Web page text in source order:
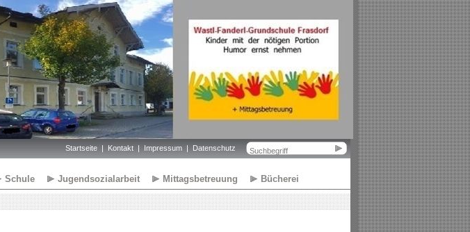
Startseite Kontakt Impressum Datenschutz
Schule Jugendsozialarbeit Mittagsbetreuung Bücherei